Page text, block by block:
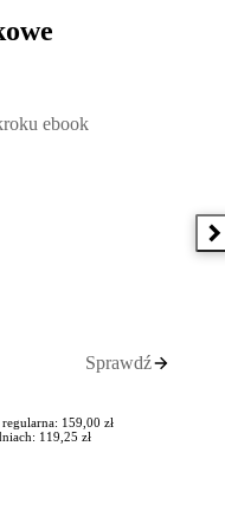
Patrycja Kubiesa -
ebook
Sprawdź
regularna: 159,00 zł
119,25 zł